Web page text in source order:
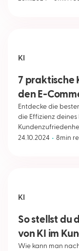
KI
7 praktische
den E-
Entdecke die
die Effizienz
24.10.2024 • 8min
KI
So stellst du
von KI im
Wie kann man